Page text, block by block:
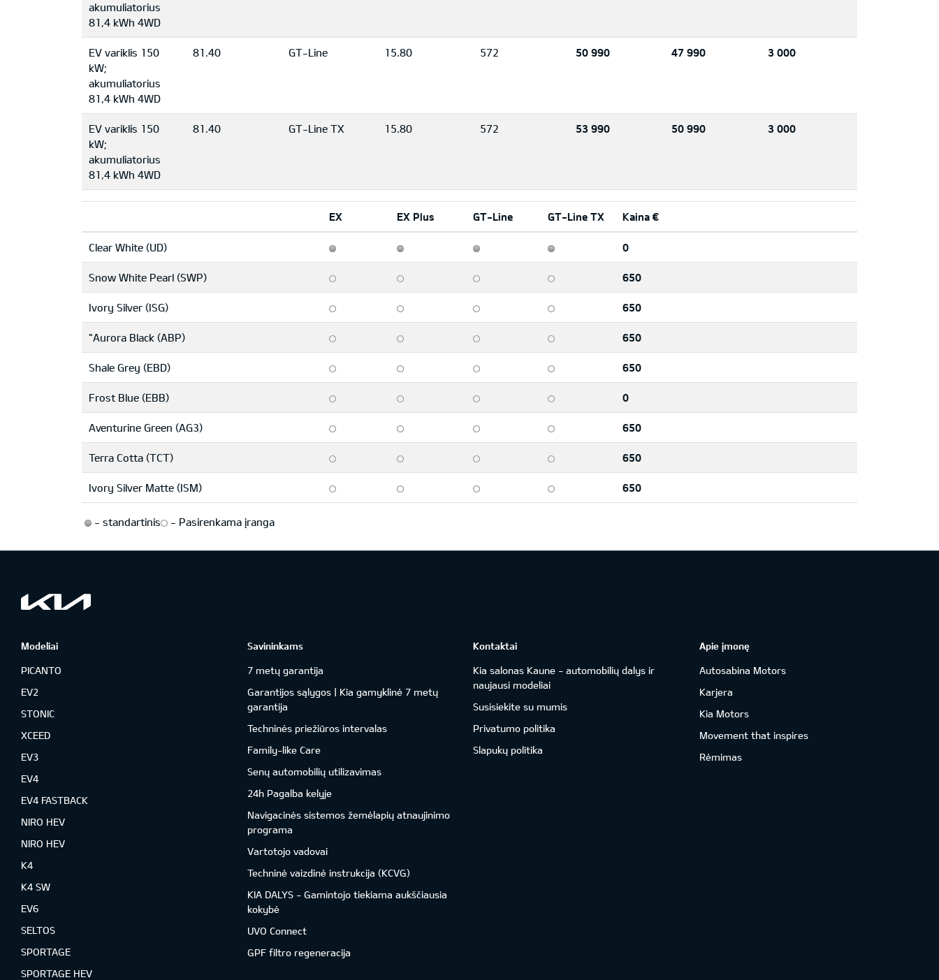
akumuliatorius
81,4 kWh 4WD
EV variklis 150
kW;
akumuliatorius
81,4 kWh 4WD
81.40 GT-Line 15.80 572 50 990 47 990 3 000
EV variklis 150
kW;
akumuliatorius
81,4 kWh 4WD
81.40 GT-Line TX 15.80 572 53 990 50 990 3 000
EX EX Plus GT-Line GT-Line TX Kaina €
Clear White (UD) 0
Snow White Pearl (SWP) 650
Ivory Silver (ISG) 650
"Aurora Black (ABP) 650
Shale Grey (EBD) 650
Frost Blue (EBB) 0
Aventurine Green (AG3) 650
Terra Cotta (TCT) 650
Ivory Silver Matte (ISM) 650
- standartinis - Pasirenkama įranga
Modeliai
PICANTO
EV2
STONIC
XCEED
EV3
EV4
EV4 FASTBACK
NIRO HEV
NIRO HEV
K4
K4 SW
EV6
SELTOS
SPORTAGE
SPORTAGE HEV
Savininkams
7 metų garantija
Garantijos sąlygos | Kia gamyklinė 7 metų
garantija
Techninės priežiūros intervalas
Family-like Care
Senų automobilių utilizavimas
24h Pagalba kelyje
Navigacinės sistemos žemėlapių atnaujinimo
programa
Vartotojo vadovai
Techninė vaizdinė instrukcija (KCVG)
KIA DALYS - Gamintojo tiekiama aukščiausia
kokybė
UVO Connect
GPF filtro regeneracija
Kontaktai
Kia salonas Kaune - automobilių dalys ir
naujausi modeliai
Susisiekite su mumis
Privatumo politika
Slapukų politika
Apie įmonę
Autosabina Motors
Karjera
Kia Motors
Movement that inspires
Rėmimas